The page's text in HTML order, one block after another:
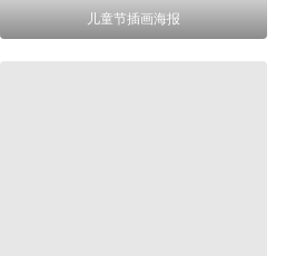
儿童节插画海报